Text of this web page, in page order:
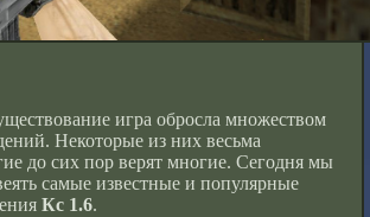
игра обросла множеством
Некоторые из них весьма
до сих пор верят многие. Сегодня мы
самые известные и популярные
Кс 1.6.